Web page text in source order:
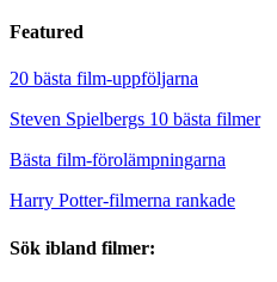
Featured
20 bästa film-uppföljarna
Steven Spielbergs 10 bästa filmer
Bästa film-förolämpningarna
Harry Potter-filmerna rankade
Sök ibland filmer: